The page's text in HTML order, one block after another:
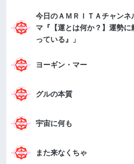
今日のＡＭＲＩＴＡチャン
マ『【運とは何か？】運勢
っている』」
ヨーギン・マー
グルの本質
宇宙に何も
また来なくちゃ